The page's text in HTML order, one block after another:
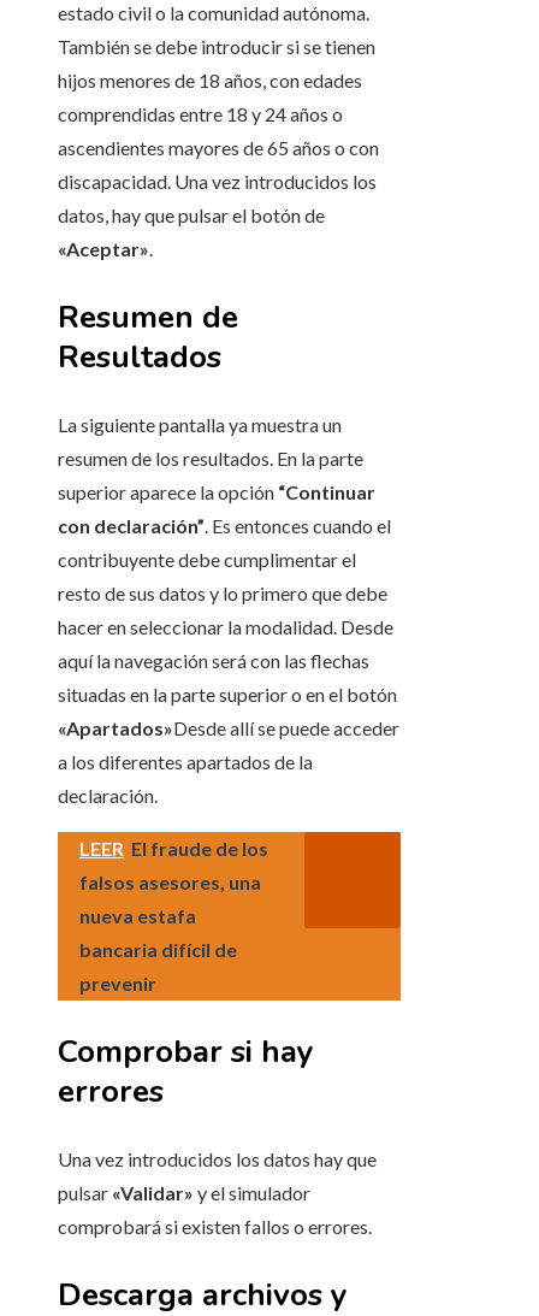
estado civil o la comunidad autónoma.
También se debe introducir si se tienen
hijos menores de 18 años, con edades
comprendidas entre 18 y 24 años o
ascendientes mayores de 65 años o con
discapacidad. Una vez introducidos los
datos, hay que pulsar el botón de
«Aceptar»
Resumen de
Resultados
La siguiente pantalla ya muestra un
resumen de los resultados. En la parte
superior aparece la opción “Continuar
con declaración” . Es entonces cuando el
contribuyente debe cumplimentar el
resto de sus datos y lo primero que debe
hacer en seleccionar la modalidad. Desde
aquí la navegación será con las flechas
situadas en la parte superior o en el botón
«Apartados»Desde allí se puede acceder
a los diferentes apartados de la
declaración.
LEER El fraude de los
falsos asesores, una
nueva estafa
bancaria difícil de
prevenir
Comprobar si hay
errores
Una vez introducidos los datos hay que
pulsar «Validar» y el simulador
comprobará si existen fallos o errores.
Descarga archivos y